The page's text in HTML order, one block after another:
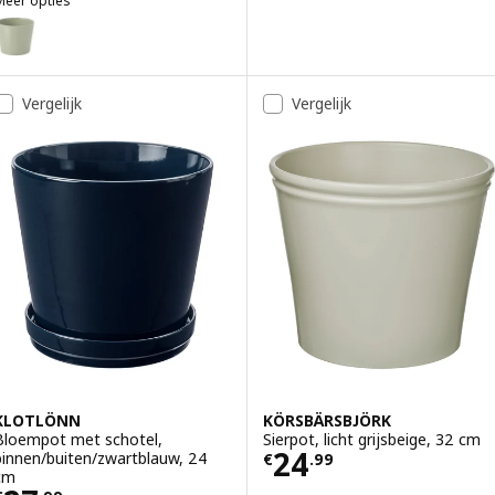
BROKSPIREA, Sierpot, lichtgroen, 12 cm
BROKSPIREA, Sierpot, lichtgroen, 19 cm
Vergelijk
met schotel,
buiten/zwartblauw, 24
Vergelijk
KÖRSBÄRSBJÖRK
Sierpot, licht grijsbeige, 32 cm
€24.99
Prijs € 24.99